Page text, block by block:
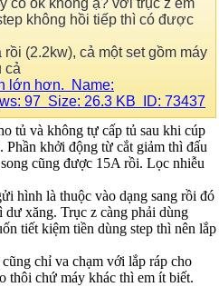
có ok không ạ? với trục z em
không hồi tiếp thì có được
(2.2kw), cả một set gồm máy
cả
tủ và không tự cấp tủ sau khi cúp
khởi động từ cắt giảm thì đấu
cũng được 15A rồi. Lọc nhiễu
hình là thuộc vào dạng sang rồi đó
xăng. Trục z càng phải dùng
tiết kiệm tiền dùng step thì nên lắp
chỉ va chạm với lắp ráp cho
thôi chứ máy khác thì em ít biết.